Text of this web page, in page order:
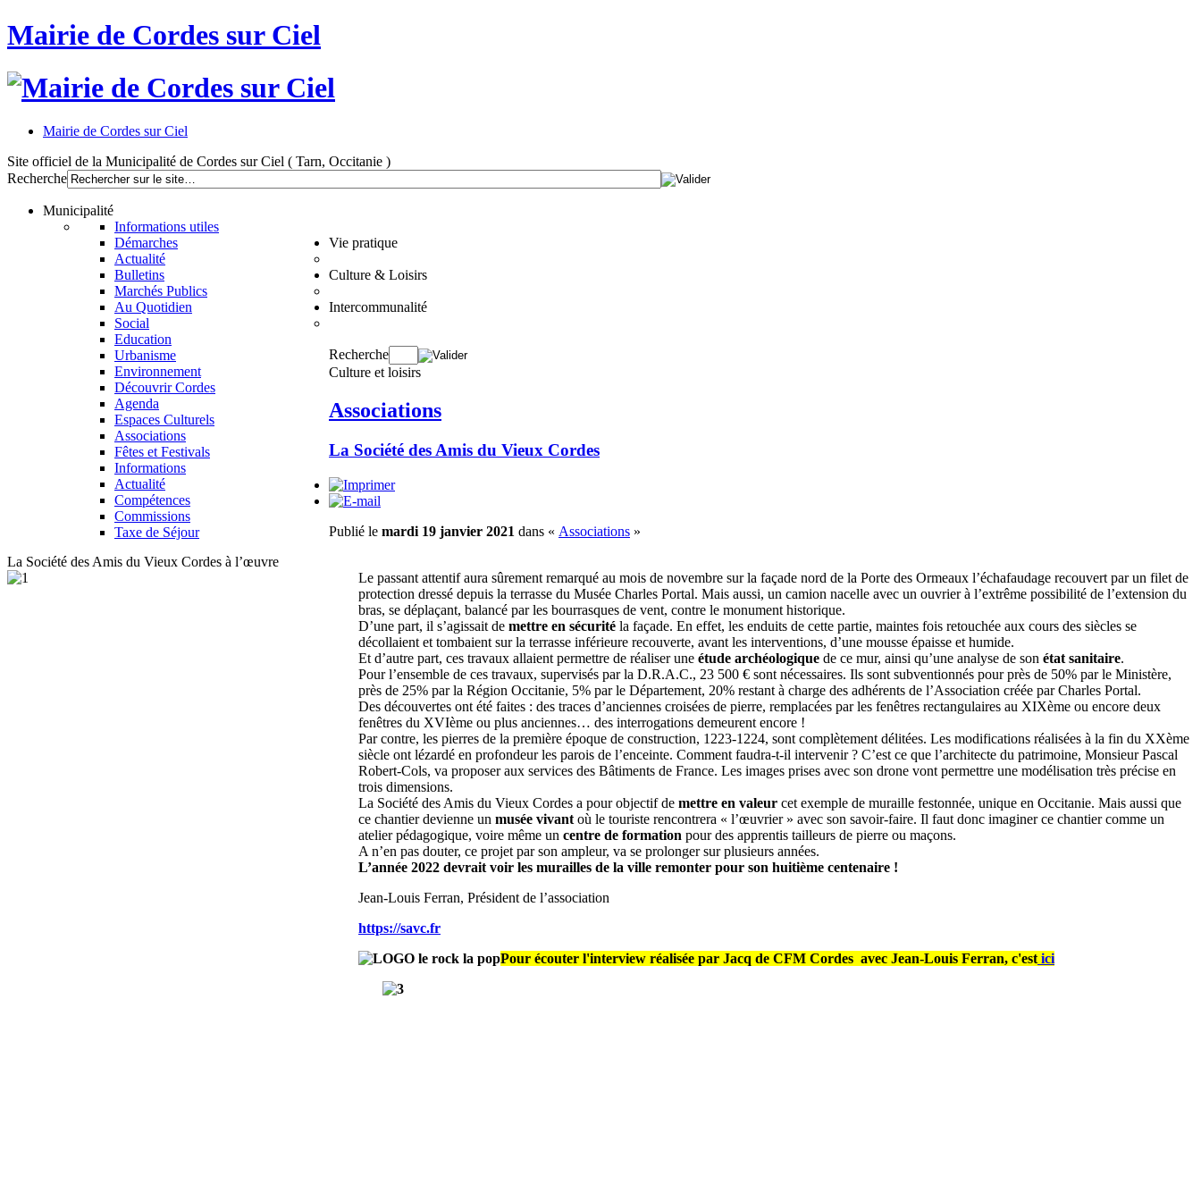
Mairie de Cordes sur Ciel
Mairie de Cordes sur Ciel
Site officiel de la Municipalité de Cordes sur Ciel ( Tarn, Occitanie )
Recherche
Municipalité
Informations utiles
Démarches
Actualité
Bulletins
Marchés Publics
Vie pratique
Au Quotidien
Social
Education
Urbanisme
Environnement
Culture & Loisirs
Découvrir Cordes
Agenda
Espaces Culturels
Associations
Fêtes et Festivals
Intercommunalité
Informations
Actualité
Compétences
Commissions
Taxe de Séjour
Recherche
Culture et loisirs
Associations
La Société des Amis du Vieux Cordes
Publié le mardi 19 janvier 2021 dans « Associations »
La Société des Amis du Vieux Cordes à l’œuvre
Le passant attentif aura sûrement remarqué au mois de novembre sur la façade nord de la Porte des Ormeaux l’échafaudage recouvert par un filet de
protection dressé depuis la terrasse du Musée Charles Portal. Mais aussi, un camion nacelle avec un ouvrier à l’extrême possibilité de l’extension du
bras, se déplaçant, balancé par les bourrasques de vent, contre le monument historique.
D’une part, il s’agissait de mettre en sécurité la façade. En effet, les enduits de cette partie, maintes fois retouchée aux cours des siècles se
décollaient et tombaient sur la terrasse inférieure recouverte, avant les interventions, d’une mousse épaisse et humide.
Et d’autre part, ces travaux allaient permettre de réaliser une étude archéologique de ce mur, ainsi qu’une analyse de son état sanitaire.
Pour l’ensemble de ces travaux, supervisés par la D.R.A.C., 23 500 € sont nécessaires. Ils sont subventionnés pour près de 50% par le Ministère,
près de 25% par la Région Occitanie, 5% par le Département, 20% restant à charge des adhérents de l’Association créée par Charles Portal.
Des découvertes ont été faites : des traces d’anciennes croisées de pierre, remplacées par les fenêtres rectangulaires au XIXème ou encore deux
fenêtres du XVIème ou plus anciennes… des interrogations demeurent encore !
Par contre, les pierres de la première époque de construction, 1223-1224, sont complètement délitées. Les modifications réalisées à la fin du XXème
siècle ont lézardé en profondeur les parois de l’enceinte. Comment faudra-t-il intervenir ? C’est ce que l’architecte du patrimoine, Monsieur Pascal
Robert-Cols, va proposer aux services des Bâtiments de France. Les images prises avec son drone vont permettre une modélisation très précise en
trois dimensions.
La Société des Amis du Vieux Cordes a pour objectif de mettre en valeur cet exemple de muraille festonnée, unique en Occitanie. Mais aussi que
ce chantier devienne un musée vivant où le touriste rencontrera « l’œuvrier » avec son savoir-faire. Il faut donc imaginer ce chantier comme un
atelier pédagogique, voire même un centre de formation pour des apprentis tailleurs de pierre ou maçons.
A n’en pas douter, ce projet par son ampleur, va se prolonger sur plusieurs années.
L’année 2022 devrait voir les murailles de la ville remonter pour son huitième centenaire !
Jean-Louis Ferran, Président de l’association
https://savc.fr
Pour écouter l'interview réalisée par Jacq de CFM Cordes avec Jean-Louis Ferran, c'est ici